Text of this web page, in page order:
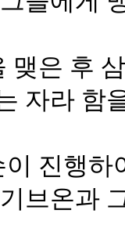
맺은 후
자라 함
진행
브온과